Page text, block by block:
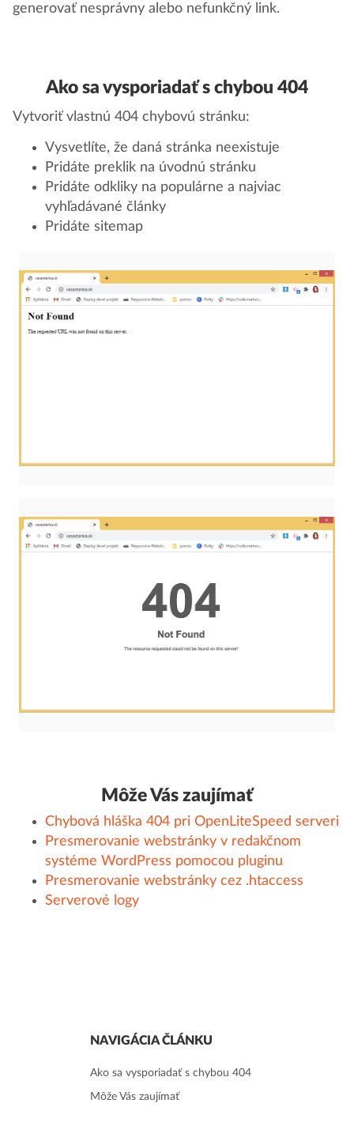
generovať nesprávny alebo nefunkčný link.
Ako sa vysporiadať s chybou 404
Vytvoriť vlastnú 404 chybovú stránku:
Vysvetlíte, že daná stránka neexistuje
Pridáte preklik na úvodnú stránku
Pridáte odkliky na populárne a najviac
vyhľadávané články
Pridáte sitemap
Môže Vás zaujímať
Chybová hláška 404 pri OpenLiteSpeed serveri
Presmerovanie webstránky v redakčnom
systéme WordPress pomocou pluginu
Presmerovanie webstránky cez .htaccess
Serverové logy
NAVIGÁCIA ČLÁNKU
Ako sa vysporiadať s chybou 404
Môže Vás zaujímať